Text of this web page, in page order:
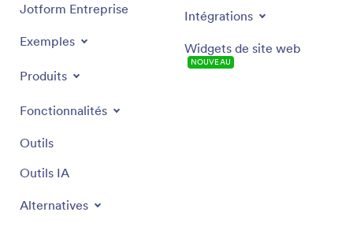
Jotform Entreprise
Exemples
Produits
Fonctionnalités
Outils
Outils IA
Alternatives
Intégrations
Widgets de site web
NOUVEAU